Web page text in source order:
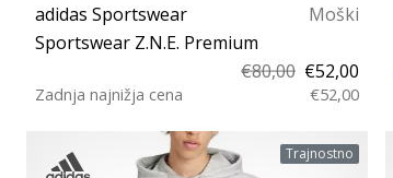
adidas Sportswear
Moški
Sportswear Z.N.E. Premium
€80,00 €52,00
Zadnja najnižja cena €52,00
S Trajnostno